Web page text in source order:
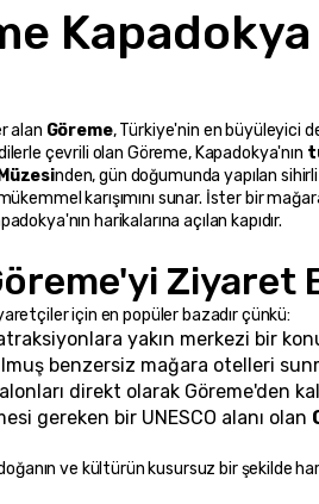
Kapadokya
alan Göreme, Türkiye'nin en büyüleyici
çevrili olan Göreme, Kapadokya'nın
nden, gün doğumunda yapılan sihirli
karışımını sunar. İster bir
harikalarına açılan kapıdır.
Ziyaret
için en popüler bazadır çünkü:
yakın merkezi bir
benzersiz mağara otelleri
direkt olarak Göreme'den
gereken bir UNESCO alanı olan
ve kültürün kusursuz bir şekilde